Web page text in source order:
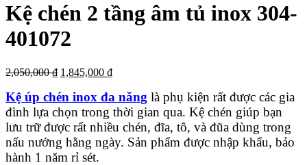
Kệ chén 2 tầng âm tủ inox 304-
401072
2,050,000₫ Giá
là:
2,050,000 ₫.
1,845,000 ₫Giá
tại
là:
1,845,000 ₫.
Kệ úp chén inox đa năng là phụ kiện rất được các gia
đình lựa chọn trong thời gian qua. Kệ chén giúp bạn
lưu trữ được rất nhiều chén, đĩa, tô, và đũa dùng trong
nấu nướng hằng ngày. Sản phẩm được nhập khẩu, bảo
hành 1 năm rỉ sét.